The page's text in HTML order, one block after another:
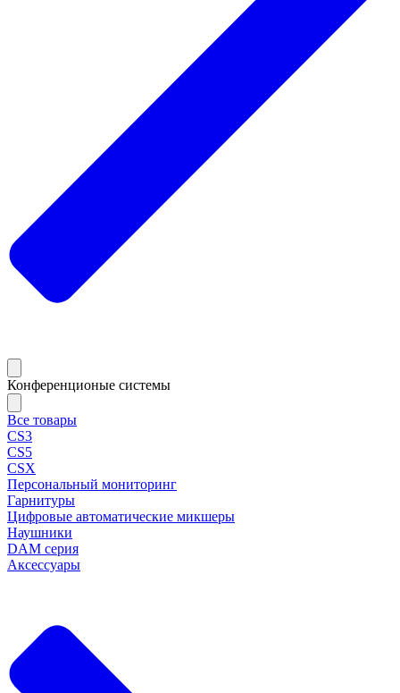
Конференционые системы
Все товары
CS3
CS5
CSX
Персональный мониторинг
Гарнитуры
Цифровые автоматические микшеры
Наушники
DAM серия
Аксессуары